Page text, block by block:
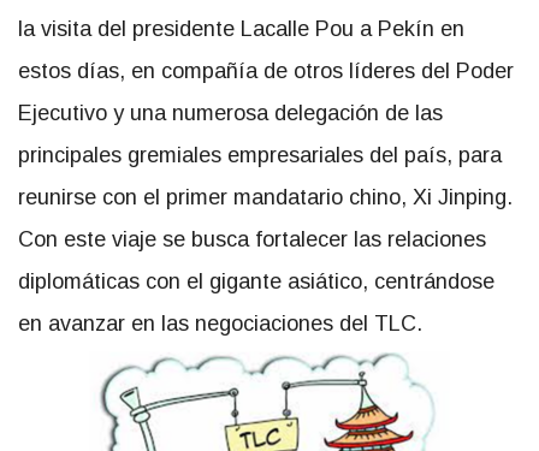
la visita del presidente Lacalle Pou a Pekín en
estos días, en compañía de otros líderes del Poder
Ejecutivo y una numerosa delegación de las
principales gremiales empresariales del país, para
reunirse con el primer mandatario chino, Xi Jinping.
Con este viaje se busca fortalecer las relaciones
diplomáticas con el gigante asiático, centrándose
en avanzar en las negociaciones del TLC.